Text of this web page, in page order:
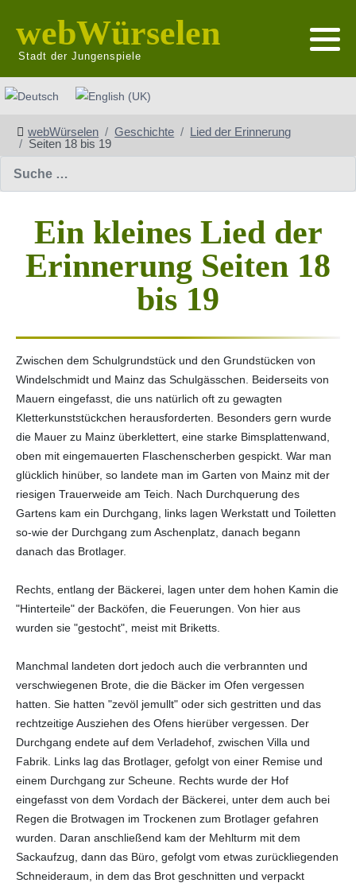
webWürselen
Stadt der Jungenspiele
Sprache auswählen
webWürselen Geschichte
Lied der Erinnerung
Seiten 18 bis 19
Ein kleines Lied der
Erinnerung Seiten 18
bis 19
Zwischen dem Schulgrundstück und den Grundstücken von
Windelschmidt und Mainz das Schulgässchen. Beiderseits von
Mauern eingefasst, die uns natürlich oft zu gewagten
Kletterkunststückchen herausforderten. Besonders gern wurde
die Mauer zu Mainz überklettert, eine starke Bimsplattenwand,
oben mit eingemauerten Flaschenscherben gespickt. War man
glücklich hinüber, so landete man im Garten von Mainz mit der
riesigen Trauerweide am Teich. Nach Durchquerung des
Gartens kam ein Durchgang, links lagen Werkstatt und Toiletten
so-wie der Durchgang zum Aschenplatz, danach begann
danach das Brotlager.
Rechts, entlang der Bäckerei, lagen unter dem hohen Kamin die
"Hinterteile" der Backöfen, die Feuerungen. Von hier aus
wurden sie "gestocht", meist mit Briketts.
Manchmal landeten dort jedoch auch die verbrannten und
verschwiegenen Brote, die die Bäcker im Ofen vergessen
hatten. Sie hatten "zevöl jemullt" oder sich gestritten und das
rechtzeitige Ausziehen des Ofens hierüber vergessen. Der
Durchgang endete auf dem Verladehof, zwischen Villa und
Fabrik. Links lag das Brotlager, gefolgt von einer Remise und
einem Durchgang zur Scheune. Rechts wurde der Hof
eingefasst von dem Vordach der Bäckerei, unter dem auch bei
Regen die Brotwagen im Trockenen zum Brotlager gefahren
wurden. Daran anschließend kam der Mehlturm mit dem
Sackaufzug, dann das Büro, gefolgt vom etwas zurückliegenden
Schneideraum, in dem das Brot geschnitten und verpackt